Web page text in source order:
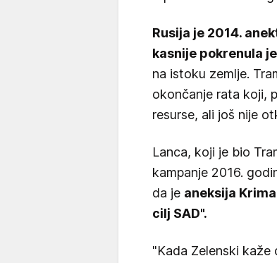
Rusija je 2014.
kasnije pokrenula
na istoku zemlje.
okončanje rata koji,
resurse, ali još nije
Lanca, koji je bio
kampanje 2016.
da je aneksija
cilj SAD".
"Kada Zelenski